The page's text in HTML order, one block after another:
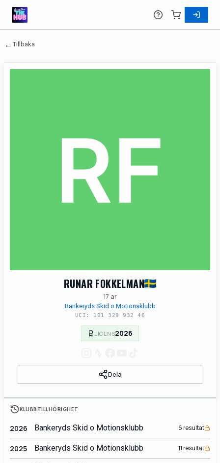
←Tillbaka
RUNAR FOKKELMAN
17 ar
Bankeryds Skid o Motionsklubb
UCI: 101 329 932 46
LICENS2026
Dela
KLUBBTILLHÖRIGHET
2026 Bankeryds Skid o Motionsklubb 6 resultat
2025 Bankeryds Skid o Motionsklubb 11 resultat